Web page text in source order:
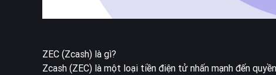
ZEC (Zcash) là gì?
Zcash (ZEC) là một loại tiền điện tử nhấn mạnh đến